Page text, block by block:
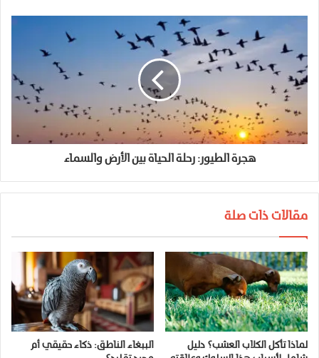
هجرة الطيور: رحلة الحياة بين الأرض والسماء
مقالات ذات صلة
لماذا تأكل الكلاب العشب؟ دليل
الببغاء الناطق: ذكاء حقيقي أم